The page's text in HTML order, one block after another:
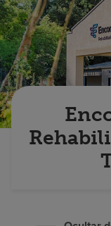
Buscar un centro
Inversores
Empleos
Pagar mi factura